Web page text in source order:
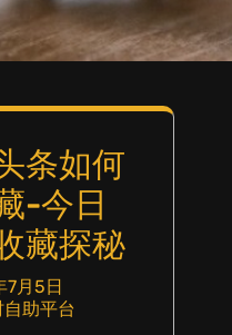
条如何
-今日
藏探秘
7月5日
助平台